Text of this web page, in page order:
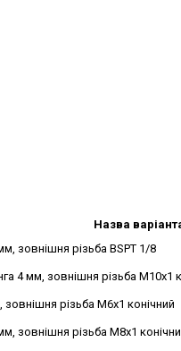
Назва
зовнішня різьба BSPT 1/8
4 мм, зовнішня різьба M10x1
різьба M6x1 конічний
зовнішня різьба M8x1